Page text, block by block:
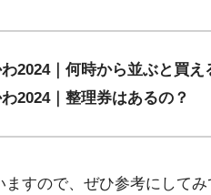
2024｜何時から並ぶと買え
2024｜整理券はあるの？
すので、ぜひ参考にしてみ